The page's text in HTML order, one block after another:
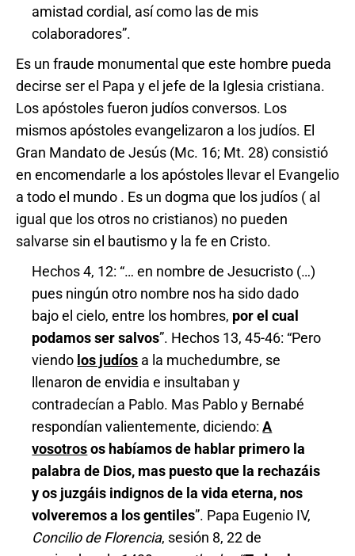
amistad cordial, así como las de mis
colaboradores”.
Es un fraude monumental que este hombre pueda
decirse ser el Papa y el jefe de la Iglesia cristiana.
Los apóstoles fueron judíos conversos. Los
mismos apóstoles evangelizaron a los judíos. El
Gran Mandato de Jesús (Mc. 16; Mt. 28) consistió
en encomendarle a los apóstoles llevar el Evangelio
a todo el mundo . Es un dogma que los judíos ( al
igual que los otros no cristianos) no pueden
salvarse sin el bautismo y la fe en Cristo.
Hechos 4, 12: “… en nombre de Jesucristo (…)
pues ningún otro nombre nos ha sido dado
bajo el cielo, entre los hombres, por el cual
podamos ser salvos”. Hechos 13, 45-46: “Pero
viendo los judíos a la muchedumbre, se
llenaron de envidia e insultaban y
contradecían a Pablo. Mas Pablo y Bernabé
respondían valientemente, diciendo:A
vosotrosos habíamos de hablar primero la
palabra de Dios, mas puesto que la rechazáis
y os juzgáis indignos de la vida eterna, nos
volveremos a los gentiles”. Papa Eugenio IV,
Concilio de Florencia, sesión 8, 22 de